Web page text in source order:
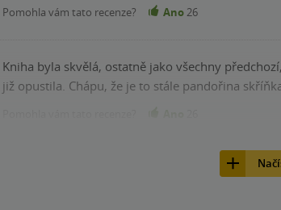
Pomohla vám tato recenze? Ano26
Kniha byla skvělá, ostatně jako všechny
již opustila. Chápu, že je to stále pandořina